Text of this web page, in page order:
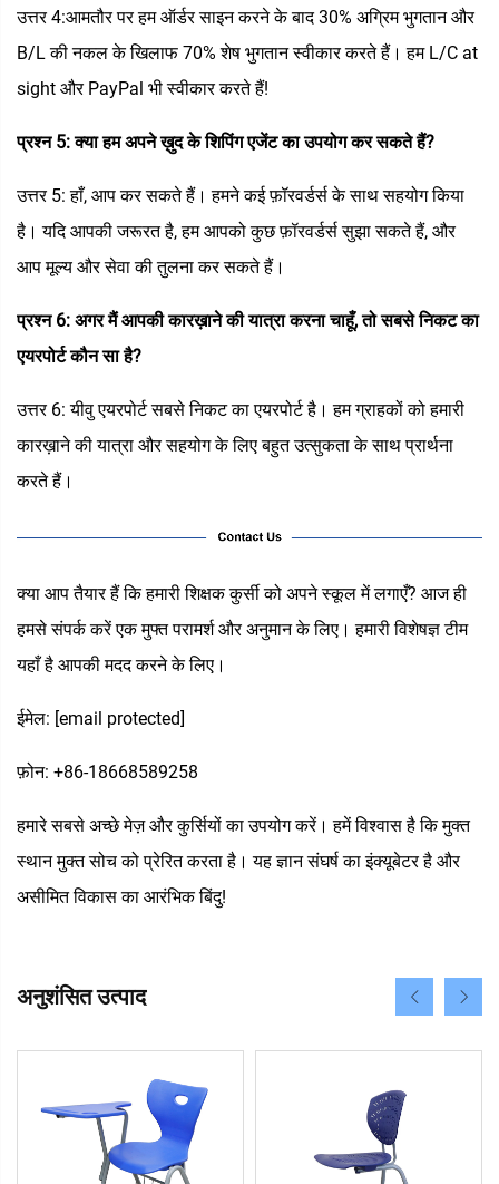
उत्तर 4:आमतौर पर हम ऑर्डर साइन करने के बाद 30% अग्रिम भुगतान और
B/L की नकल के खिलाफ 70% शेष भुगतान स्वीकार करते हैं। हम L/C at
sight और PayPal भी स्वीकार करते हैं!
प्रश्न 5: क्या हम अपने ख़ुद के शिपिंग एजेंट का उपयोग कर सकते हैं?
उत्तर 5: हाँ, आप कर सकते हैं। हमने कई फ़ॉरवर्डर्स के साथ सहयोग किया
है। यदि आपकी जरूरत है, हम आपको कुछ फ़ॉरवर्डर्स सुझा सकते हैं, और
आप मूल्य और सेवा की तुलना कर सकते हैं।
प्रश्न 6: अगर मैं आपकी कारख़ाने की यात्रा करना चाहूँ, तो सबसे निकट का
एयरपोर्ट कौन सा है?
उत्तर 6: यीवु एयरपोर्ट सबसे निकट का एयरपोर्ट है। हम ग्राहकों को हमारी
कारख़ाने की यात्रा और सहयोग के लिए बहुत उत्सुकता के साथ प्रार्थना
करते हैं।
क्या आप तैयार हैं कि हमारी शिक्षक कुर्सी को अपने स्कूल में लगाएँ? आज ही
हमसे संपर्क करें एक मुफ्त परामर्श और अनुमान के लिए। हमारी विशेषज्ञ टीम
यहाँ है आपकी मदद करने के लिए।
ईमेल: [email protected]
फ़ोन: +86-18668589258
हमारे सबसे अच्छे मेज़ और कुर्सियों का उपयोग करें। हमें विश्वास है कि मुक्त
स्थान मुक्त सोच को प्रेरित करता है। यह ज्ञान संघर्ष का इंक्यूबेटर है और
असीमित विकास का आरंभिक बिंदु!
अनुशंसित उत्पाद